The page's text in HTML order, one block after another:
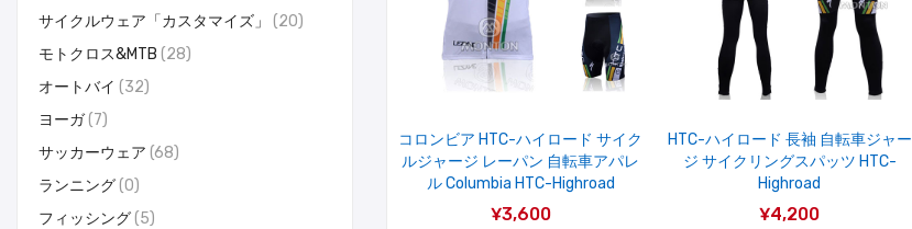
サイクルウェア「カスタマイズ」
20
モトクロス&MTB 28
オートバイ
32
ヨーガ 7
サッカーウェア 68
ランニング 0
フィッシング 5
コロンビア HTC-ハイロード サイク
ルジャージ レーパン 自転車アパレ
ル Columbia HTC-Highroad
¥3,600
HTC-ハイロード 長袖 自転車ジャー
ジ サイクリングスパッツ HTC-
Highroad
¥4,200